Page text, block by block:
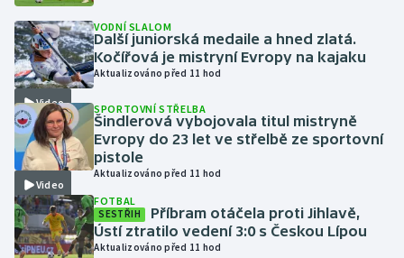
Judo
Krasobruslení
Lezení
Lyže a snowboard
Moderní pětiboj
Motorsport
Video
VODNÍ SLALOM
Další juniorská medaile a hned zlatá.
Kočířová je mistryní Evropy na kajaku
Aktualizováno před 11 hod
Video
SPORTOVNÍ STŘELBA
Šindlerová vybojovala titul mistryně
Evropy do 23 let ve střelbě ze sportovní
pistole
Aktualizováno před 11 hod
FOTBAL
SESTŘIH
Příbram otáčela proti Jihlavě,
Ústí ztratilo vedení 3:0 s Českou Lípou
Aktualizováno před 11 hod